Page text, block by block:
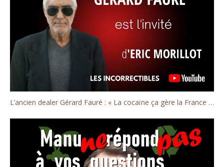
L’ancien dealer Gérard Fauré : « La cocaïne ça gère la France ! »